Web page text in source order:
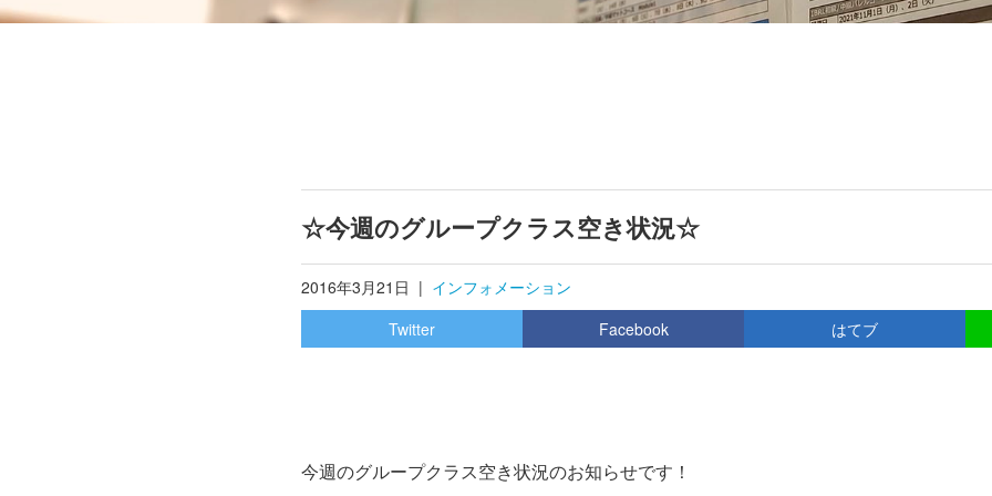
☆今週のグループクラス空き状況☆
2016年3月21日 | インフォメーション
Twitter
Facebook はてブ
今週のグループクラス空き状況のお知らせです！